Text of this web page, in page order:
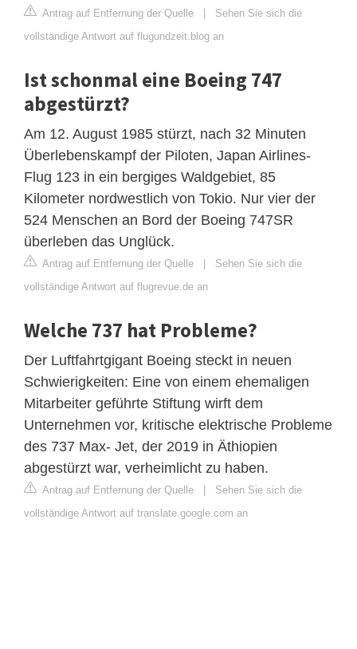
Antrag auf Entfernung der Quelle | Sehen Sie sich die
vollständige Antwort auf flugundzeit.blog an
Ist schonmal eine Boeing 747
abgestürzt?
Am 12. August 1985 stürzt, nach 32 Minuten
Überlebenskampf der Piloten, Japan Airlines-
Flug 123 in ein bergiges Waldgebiet, 85
Kilometer nordwestlich von Tokio. Nur vier der
524 Menschen an Bord der Boeing 747SR
überleben das Unglück.
Antrag auf Entfernung der Quelle | Sehen Sie sich die
vollständige Antwort auf flugrevue.de an
Welche 737 hat Probleme?
Der Luftfahrtgigant Boeing steckt in neuen
Schwierigkeiten: Eine von einem ehemaligen
Mitarbeiter geführte Stiftung wirft dem
Unternehmen vor, kritische elektrische Probleme
des 737 Max- Jet, der 2019 in Äthiopien
abgestürzt war, verheimlicht zu haben.
Antrag auf Entfernung der Quelle | Sehen Sie sich die
vollständige Antwort auf translate.google.com an